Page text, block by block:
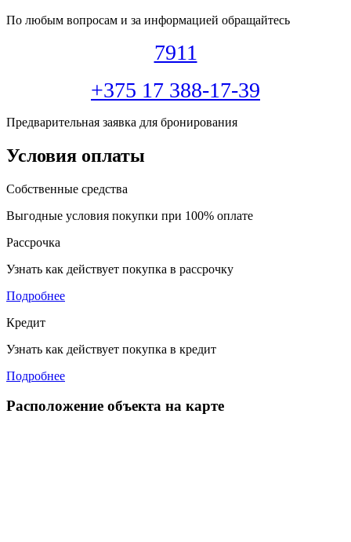
По любым вопросам и за информацией обращайтесь
7911
+375 17 388-17-39
Предварительная заявка для бронирования
Условия оплаты
Собственные средства
Выгодные условия покупки при 100% оплате
Рассрочка
Узнать как действует покупка в рассрочку
Подробнее
Кредит
Узнать как действует покупка в кредит
Подробнее
Расположение объекта на карте